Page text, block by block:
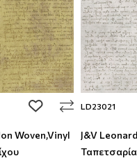
add to wishlist
Woven,Vinyl
LD23021
J&V